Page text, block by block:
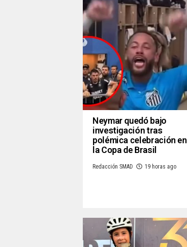
Neymar quedó bajo
investigación tras
polémica celebración en
la Copa de Brasil
Redacción SMAD 19 horas ago